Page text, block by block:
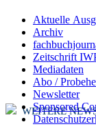
Aktuelle
Archiv
Zeitschrift
Mediadaten
Abo /
Newsletter
Sponsored
WEITERE